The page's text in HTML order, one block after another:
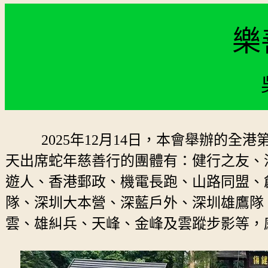
2025年12月14日，本會舉辦的全港第
天出席蛇年慈善行的團體有：健行之友
遊人、香港郵政、機電長跑、山路同盟
隊、深圳大本營、深藍戶外、深圳雄鷹
雲、雄糾兵、天峰、金峰及雲蹤步影等